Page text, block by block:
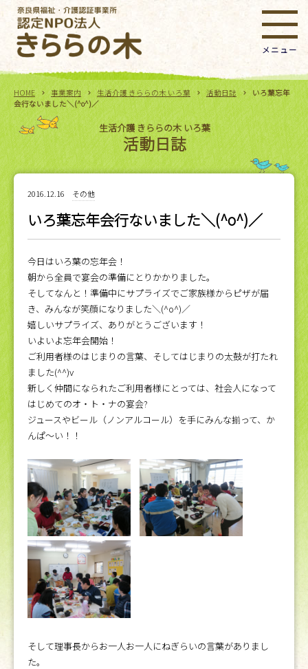
HOME 事業案内 生活介護 きららの木 いろ葉 活動日誌
いろ葉忘年
会行ないました＼(^o^)／
生活介護 きららの木 いろ葉
活動日誌
2016.12.16 その他
いろ葉忘年会行ないました＼(^o^)／
今日はいろ葉の忘年会！
朝から全員で宴会の準備にとりかかりました。
そしてなんと！準備中にサプライズでご家族様からピザが届
き、みんなが笑顔になりました＼(^o^)／
嬉しいサプライズ、ありがとうございます！
いよいよ忘年会開始！
ご利用者様のはじまりの言葉、そしてはじまりの太鼓が打たれ
ました(^^)v
新しく仲間になられたご利用者様にとっては、社会人になって
はじめてのオ・ト・ナの宴会?
ジュースやビール（ノンアルコール）を手にみんな揃って、か
んぱ～い！！
そして理事長からお一人お一人にねぎらいの言葉がありまし
た。